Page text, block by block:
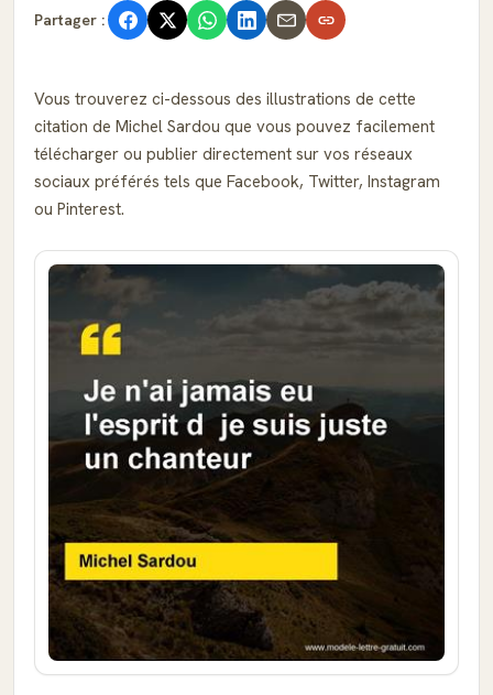
Partager :
Vous trouverez ci-dessous des illustrations de cette
citation de Michel Sardou que vous pouvez facilement
télécharger ou publier directement sur vos réseaux
sociaux préférés tels que Facebook, Twitter, Instagram
ou Pinterest.